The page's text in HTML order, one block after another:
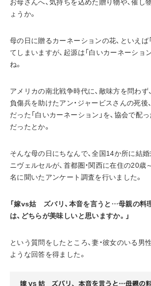
ょうか。
母の日に贈るカーネーションの花、といえば
てしまいますが、起源は「白いカーネーショ
ね。
アメリカの南北戦争時代に、敵味方を問わず
負傷兵を助けたアン・ジャービスさんの死後
だった「白いカーネーション」を、協会で配
だったとか。
そんな母の日にちなんで、全国14か所に結
ニヴェルセルが、首都圏・関西に在住の20
名に聞いたアンケート調査を行いました。
「嫁vs姑　ズバリ、本音を言うと…母親の料
は、どちらが美味しいと思いますか。」
という質問をしたところ、妻・彼女のいる男
ような回答を得ました。